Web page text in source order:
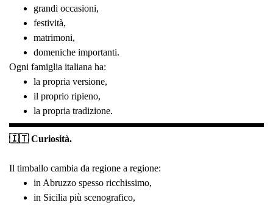
grandi occasioni,
festività,
matrimoni,
domeniche importanti.
Ogni famiglia italiana ha:
la propria versione,
il proprio ripieno,
la propria tradizione.
🇮🇹 Curiosità.
Il timballo cambia da regione a regione:
in Abruzzo spesso ricchissimo,
in Sicilia più scenografico,